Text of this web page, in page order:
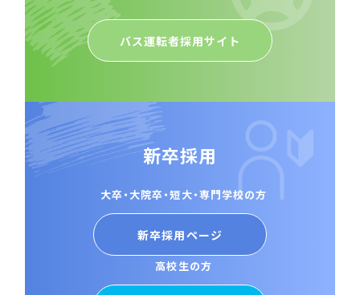
バス運転者採用サイト
新卒採用
大卒・大院卒・短大・専門学校の方
新卒採用ページ
高校生の方